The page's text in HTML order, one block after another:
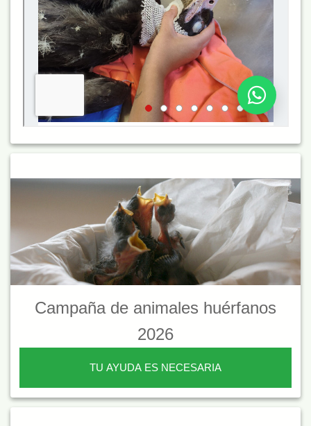
Campaña de animales huérfanos
2026
TU AYUDA ES NECESARIA